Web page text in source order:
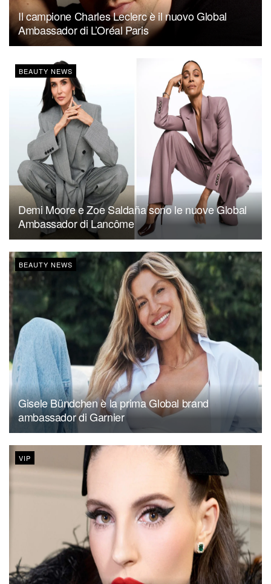
Il campione Charles Leclerc è il nuovo Global
Ambassador di L’Oréal Paris
BEAUTY NEWS
Demi Moore e Zoe Saldaña sono le nuove Global
Ambassador di Lancôme
BEAUTY NEWS
Gisele Bündchen è la prima Global brand
ambassador di Garnier
VIP